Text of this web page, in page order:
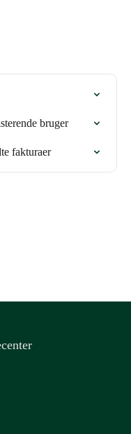
bruger
fakturaer